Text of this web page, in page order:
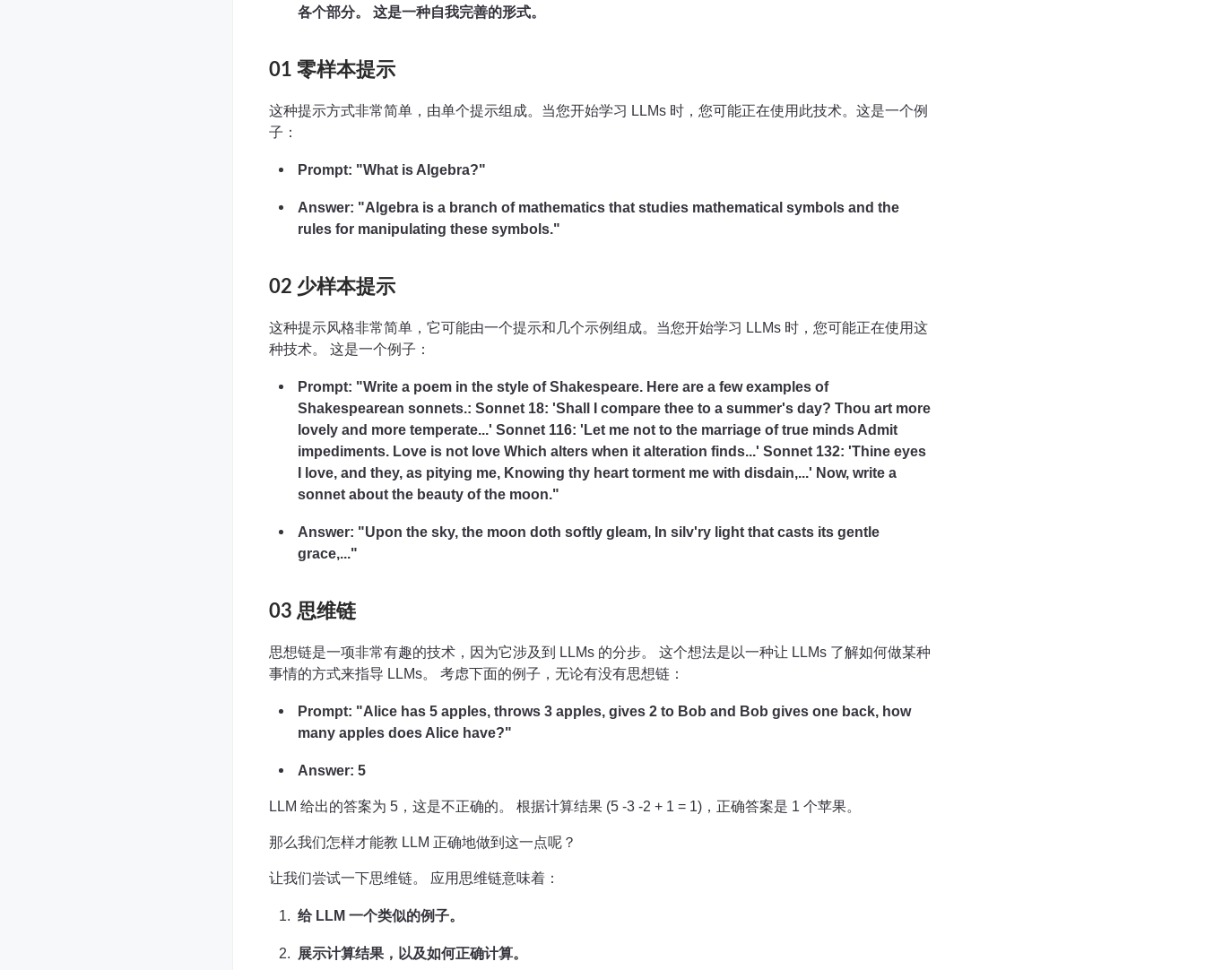
各个部分。 这是一种自我完善的形式。
01 零样本提示
这种提示方式非常简单，由单个提示组成。当您开始学习 LLMs 时，您可能正在使用此技术。这是一个例
子：
Prompt: "What is Algebra?"
Answer: "Algebra is a branch of mathematics that studies mathematical symbols and the
rules for manipulating these symbols."
02 少样本提示
这种提示风格非常简单，它可能由一个提示和几个示例组成。当您开始学习 LLMs 时，您可能正在使用这
种技术。 这是一个例子：
Prompt: "Write a poem in the style of Shakespeare. Here are a few examples of
Shakespearean sonnets.: Sonnet 18: 'Shall I compare thee to a summer's day? Thou art more
lovely and more temperate...' Sonnet 116: 'Let me not to the marriage of true minds Admit
impediments. Love is not love Which alters when it alteration finds...' Sonnet 132: 'Thine eyes
I love, and they, as pitying me, Knowing thy heart torment me with disdain,...' Now, write a
sonnet about the beauty of the moon."
Answer: "Upon the sky, the moon doth softly gleam, In silv'ry light that casts its gentle
grace,..."
03 思维链
思想链是一项非常有趣的技术，因为它涉及到 LLMs 的分步。 这个想法是以一种让 LLMs 了解如何做某种
事情的方式来指导 LLMs。 考虑下面的例子，无论有没有思想链：
Prompt: "Alice has 5 apples, throws 3 apples, gives 2 to Bob and Bob gives one back, how
many apples does Alice have?"
Answer: 5
LLM 给出的答案为 5，这是不正确的。 根据计算结果 (5 -3 -2 + 1 = 1)，正确答案是 1 个苹果。
那么我们怎样才能教 LLM 正确地做到这一点呢？
让我们尝试一下思维链。 应用思维链意味着：
给 LLM 一个类似的例子。
展示计算结果，以及如何正确计算。